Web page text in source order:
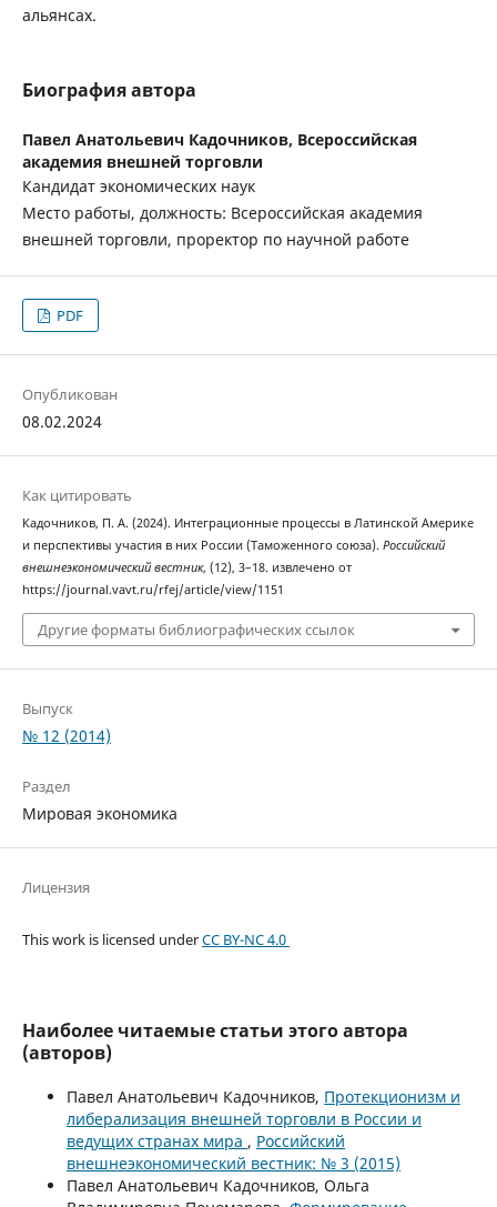
альянсах.
Биография автора
Павел Анатольевич Кадочников, Всероссийская
академия внешней торговли
Кандидат экономических наук
Место работы, должность: Всероссийская академия
внешней торговли, проректор по научной работе
PDF
Опубликован
08.02.2024
Как цитировать
Кадочников, П. А. (2024). Интеграционные процессы в Латинской Америке
и перспективы участия в них России (Таможенного союза). Российский
внешнеэкономический вестник, (12), 3–18. извлечено от
https://journal.vavt.ru/rfej/article/view/1151
Другие форматы библиографических ссылок
Выпуск
№ 12 (2014)
Раздел
Мировая экономика
Лицензия
This work is licensed underCC BY-NC 4.0
Наиболее читаемые статьи этого автора
(авторов)
Павел Анатольевич Кадочников, Протекционизм и
либерализация внешней торговли в России и
ведущих странах мира , Российский
внешнеэкономический вестник: № 3 (2015)
Павел Анатольевич Кадочников, Ольга